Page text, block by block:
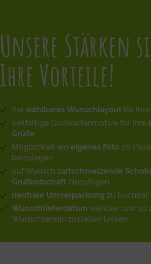
Unsere Stärken
Ihre Vorteile!
frei wählbares Wunschlayout für
vielfältige Grußkartenmotive für Ihre
Grüße
Möglichkeit ein eigenes Foto im
beizulegen
auf Wunsch zartschmelzende
Grußbotschaft hinzufügen
neutrale Umverpackung zu buchbar
Wunschlieferdatum wählbar und so
Wunschtermin zustellen lassen